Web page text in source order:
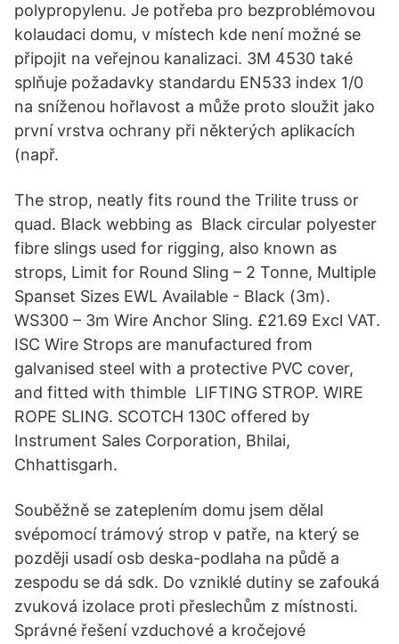
polypropylenu. Je potřeba pro bezproblémovou
kolaudaci domu, v místech kde není možné se
připojit na veřejnou kanalizaci. 3M 4530 také
splňuje požadavky standardu EN533 index 1/0
na sníženou hořlavost a může proto sloužit jako
první vrstva ochrany při některých aplikacích
(např.
The strop, neatly fits round the Trilite truss or
quad. Black webbing as Black circular polyester
fibre slings used for rigging, also known as
strops, Limit for Round Sling – 2 Tonne, Multiple
Spanset Sizes EWL Available - Black (3m).
WS300 – 3m Wire Anchor Sling. £21.69 Excl VAT.
ISC Wire Strops are manufactured from
galvanised steel with a protective PVC cover,
and fitted with thimble LIFTING STROP. WIRE
ROPE SLING. SCOTCH 130C offered by
Instrument Sales Corporation, Bhilai,
Chhattisgarh.
Souběžně se zateplením domu jsem dělal
svépomocí trámový strop v patře, na který se
později usadí osb deska-podlaha na půdě a
zespodu se dá sdk. Do vzniklé dutiny se zafouká
zvuková izolace proti přeslechům z místnosti.
Správné řešení vzduchové a kročejové